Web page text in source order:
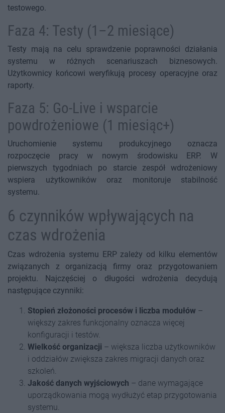
testowego.
Faza 4: Testy (1–2 miesiące)
Testy mają na celu sprawdzenie poprawności działania
systemu w różnych scenariuszach biznesowych.
Użytkownicy końcowi weryfikują procesy operacyjne oraz
raporty.
Faza 5: Go-Live i wsparcie
powdrożeniowe (1 miesiąc+)
Uruchomienie systemu produkcyjnego oznacza
rozpoczęcie pracy w nowym środowisku ERP. W
pierwszych tygodniach po starcie zespół wdrożeniowy
wspiera użytkowników oraz monitoruje stabilność
systemu.
6 czynników wpływających na
czas wdrożenia
Czas wdrożenia systemu ERP zależy od kilku elementów
związanych z organizacją firmy oraz przygotowaniem
projektu. Najczęściej o długości wdrożenia decydują
następujące czynniki:
Stopień złożoności procesów i liczba modułów –
większy zakres funkcjonalny oznacza więcej
konfiguracji i testów.
Wielkość organizacji – większa liczba użytkowników
i oddziałów zwiększa zakres migracji danych oraz
szkoleń.
Jakość danych wyjściowych – dane wymagające
uporządkowania mogą wydłużyć etap przygotowania
systemu.